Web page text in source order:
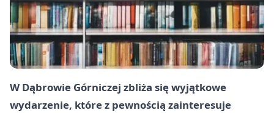
W Dąbrowie Górniczej zbliża się wyjątkowe
wydarzenie, które z pewnością zainteresuje